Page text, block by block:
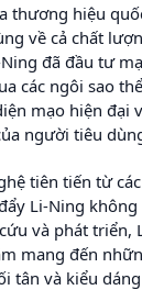
thương hiệu
về cả chất
đã đầu tư
các ngôi sao
mạo hiện đại
người tiêu
tiên tiến từ
Li-Ning
và phát triển,
mang đến
tân và kiểu